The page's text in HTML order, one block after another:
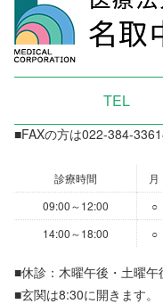
TEL
■FAXの方は022-384-3361
診療時間 月
09:00～12:00
○
14:00～18:00
○
■休診：木曜午後・土曜午
■玄関は8:30に開きます